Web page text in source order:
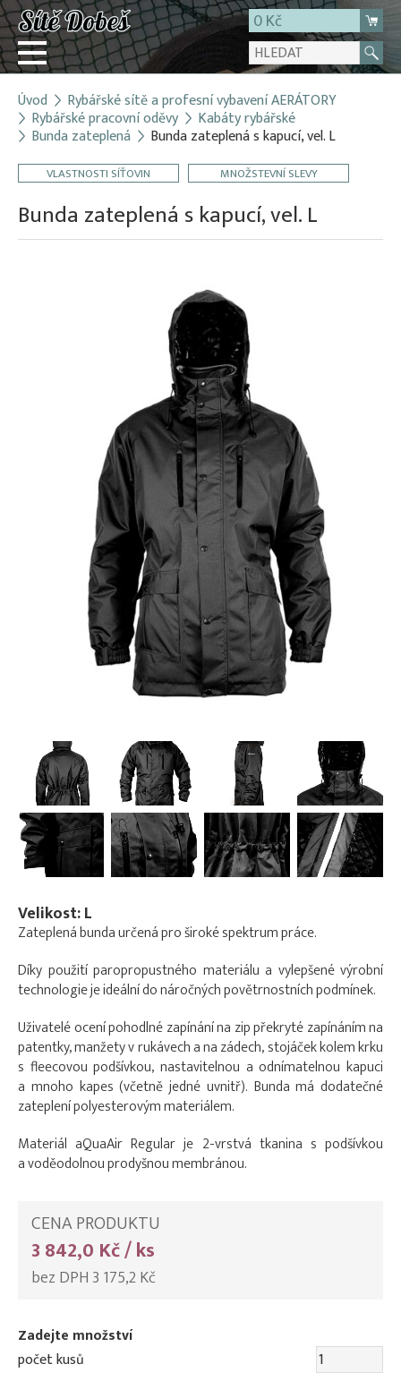
0 Kč
Přihlásit
Registrace
E-shop
O firmě
Kontakt
Úvod Rybářské sítě a profesní vybavení AERÁTORY
Rybářské pracovní oděvy Kabáty rybářské
Bunda zateplená Bunda zateplená s kapucí, vel. L
VLASTNOSTI SÍŤOVIN MNOŽSTEVNÍ SLEVY
Bunda zateplená s kapucí, vel. L
Velikost: L
Zateplená bunda určená pro široké spektrum práce.
Díky použití paropropustného materiálu a vylepšené výrobní
technologie je ideální do náročných povětrnostních podmínek.
Uživatelé ocení pohodlné zapínání na zip překryté zapínáním na
patentky, manžety v rukávech a na zádech, stojáček kolem krku
s fleecovou podšívkou, nastavitelnou a odnímatelnou kapuci
a mnoho kapes (včetně jedné uvnitř). Bunda má dodatečné
zateplení polyesterovým materiálem.
Materiál aQuaAir Regular je 2-vrstvá tkanina s podšívkou
a voděodolnou prodyšnou membránou.
CENA PRODUKTU
3 842,0 Kč / ks
bez DPH 3 175,2 Kč
Zadejte množství
počet kusů